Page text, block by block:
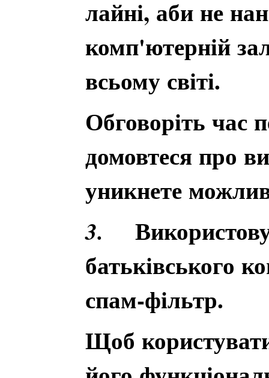
лайні, аби не
комп'ютерній
всьому світі.
Обговоріть час
домовтеся про
уникнете
3.
батьківського
спам-фільтр.
Щоб